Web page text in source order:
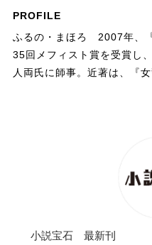
PROFILE
ふるの・まほろ 2007年、
35回メフィスト賞を受賞し
人両氏に師事。近著は、『女
小説宝石 最新刊